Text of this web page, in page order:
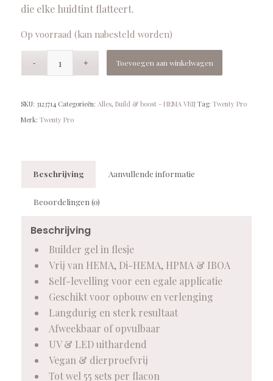
die elke huidtint flatteert.
Op voorraad (kan nabesteld worden)
Toevoegen aan winkelwagen
SKU: 3123714 Categorieën: Alles, Build & boost - HEMA VRIJ Tag: Twenty Pro
Merk: Twenty Pro
Beschrijving Aanvullende informatie
Beoordelingen (0)
Beschrijving
Builder gel in flesje
Vrij van HEMA, Di-HEMA, HPMA & IBOA
Self-levelling voor een egale applicatie
Geschikt voor opbouw en verlenging
Langdurig en sterk resultaat
Afweekbaar of opvulbaar
UV & LED uithardend
Vegan & dierproefvrij
Tot wel 55 sets per flacon